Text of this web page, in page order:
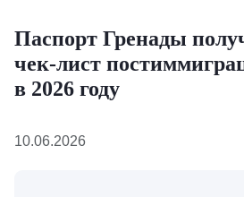
Паспорт Гренады
чек-лист
в 2026 году
10.06.2026